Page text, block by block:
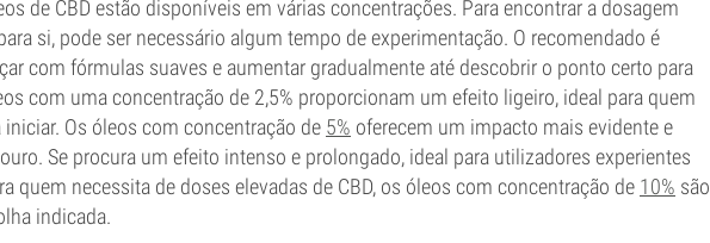
de CBD estão disponíveis em várias concentrações. Para encontrar a dosagem
si, pode ser necessário algum tempo de experimentação. O recomendado é
com fórmulas suaves e aumentar gradualmente até descobrir o ponto certo para
com uma concentração de 2,5% proporcionam um efeito ligeiro, ideal para quem
iniciar. Os óleos com concentração de 5% oferecem um impacto mais evidente e
Se procura um efeito intenso e prolongado, ideal para utilizadores experientes
quem necessita de doses elevadas de CBD, os óleos com concentração de 10% são
indicada.